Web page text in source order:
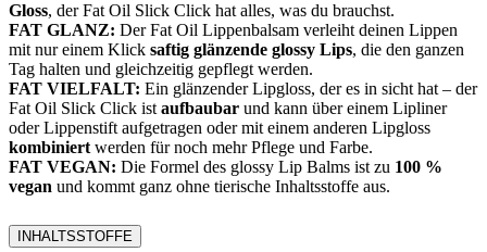
Gloss, der Fat Oil Slick Click hat alles, was du brauchst.
FAT GLANZ: Der Fat Oil Lippenbalsam verleiht deinen Lippen
mit nur einem Klick saftig glänzende glossy Lips, die den ganzen
Tag halten und gleichzeitig gepflegt werden.
FAT VIELFALT: Ein glänzender Lipgloss, der es in sicht hat – der
Fat Oil Slick Click ist aufbaubar und kann über einem Lipliner
oder Lippenstift aufgetragen oder mit einem anderen Lipgloss
kombiniert werden für noch mehr Pflege und Farbe.
FAT VEGAN: Die Formel des glossy Lip Balms ist zu 100 %
vegan und kommt ganz ohne tierische Inhaltsstoffe aus.
INHALTSSTOFFE